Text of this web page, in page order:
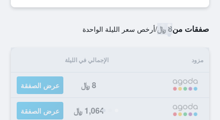
صفقات من8 ﷼ /أرخص سعر الليلة الواحدة
مزود الإجمالي في الليلة
8 ﷼ عرض الصفقة
1,064 ﷼ عرض الصفقة